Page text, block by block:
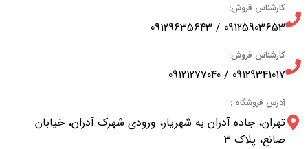
کارشناس فروش:
09125903653 / 09129635643
کارشناس فروش:
09129341017 / 09121277040
آدرس فروشگاه :
تهران، جاده آدران به شهریار، ورودی شهرک آدران، خیابان
صانع، پلاک 3